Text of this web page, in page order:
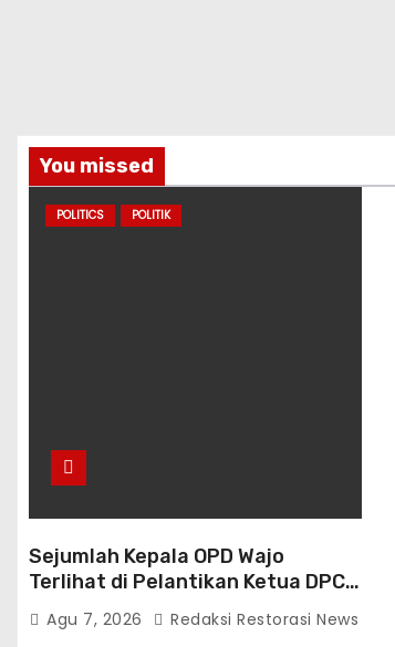
You missed
POLITICS POLITIK
Sejumlah Kepala OPD Wajo
Terlihat di Pelantikan Ketua DPC
Gerindra
Agu 7, 2026 Redaksi Restorasi News